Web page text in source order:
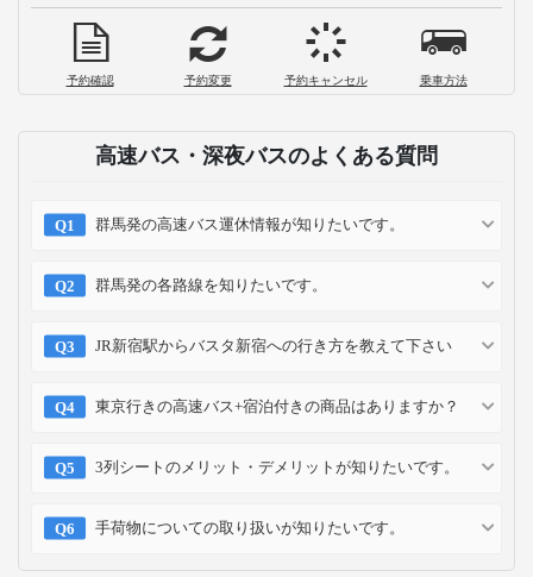
予約確認 予約変更 予約キャンセル 乗車方法
高速バス・深夜バスのよくある質問
群馬発の高速バス運休情報が知りたいです。
群馬発の各路線を知りたいです。
JR新宿駅からバスタ新宿への行き方を教えて下さい
東京行きの高速バス+宿泊付きの商品はありますか？
3列シートのメリット・デメリットが知りたいです。
手荷物についての取り扱いが知りたいです。